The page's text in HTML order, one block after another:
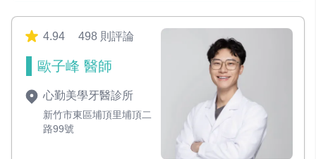
4.94 498 則評論
歐子峰 醫師
心勤美學牙醫診所
新竹市東區埔頂里埔頂二
路99號